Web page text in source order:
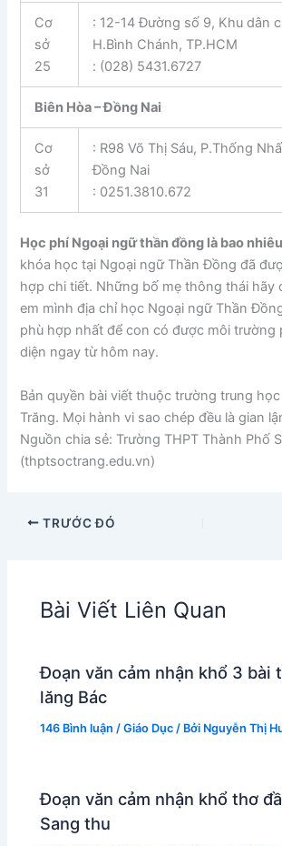
Cơ
sở
25
: 12-14 Đường số 9, Khu dân
H.Bình Chánh, TP.HCM
: (028) 5431.6727
Biên Hòa – Đồng Nai
Cơ
sở
31
: R98 Võ Thị Sáu, P.Thống
Đồng Nai
: 0251.3810.672
Học phí Ngoại ngữ thần đồng là bao nhiêu
khóa học tại Ngoại ngữ Thần Đồng đã
hợp chi tiết. Những bố mẹ thông thái hãy
em mình địa chỉ học Ngoại ngữ Thần
phù hợp nhất để con có được môi trường
diện ngay từ hôm nay.
Bản quyền bài viết thuộc trường trung
Trăng. Mọi hành vi sao chép đều là gian
Nguồn chia sẻ: Trường THPT Thành Phố
(thptsoctrang.edu.vn)
TRƯỚC ĐÓ
Bài Viết Liên Quan
Đoạn văn cảm nhận khổ 3 bài
lăng Bác
146 Bình luận /Giáo Dục / Bởi Nguyễn Thị
Đoạn văn cảm nhận khổ thơ
Sang thu